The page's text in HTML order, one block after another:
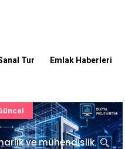
Tur Emlak Haberleri
Ev Sistemleri